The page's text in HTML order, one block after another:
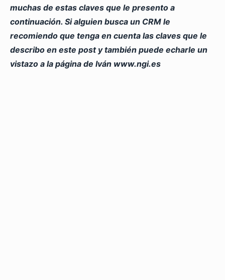
muchas de estas claves que le presento a
continuación. Si alguien busca un CRM le
recomiendo que tenga en cuenta las claves que le
describo en este post y también puede echarle un
vistazo a la página de Iván www.ngi.es